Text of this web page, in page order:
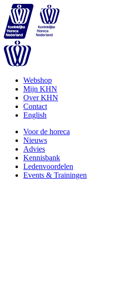
Webshop
Mijn KHN
Over KHN
Contact
English
Voor de horeca
Nieuws
Advies
Kennisbank
Ledenvoordelen
Events & Trainingen